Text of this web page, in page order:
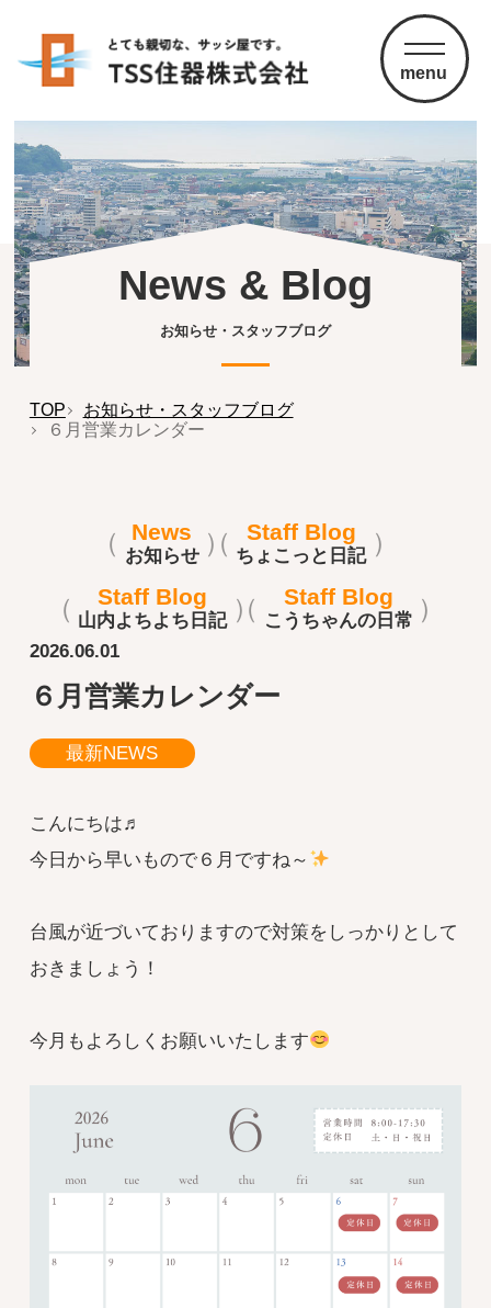
menu
News & Blog
お知らせ・スタッフブログ
TOP
お知らせ・スタッフブログ
６月営業カレンダー
News
お知らせ
Staff Blog
ちょこっと日記
Staff Blog
山内よちよち日記
Staff Blog
こうちゃんの日常
2026.06.01
６月営業カレンダー
最新NEWS
こんにちは♬
今日から早いもので６月ですね～
台風が近づいておりますので対策をしっかりとして
おきましょう！
今月もよろしくお願いいたします